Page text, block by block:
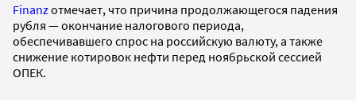
Finanzотмечает, что причина продолжающегося падения
рубля — окончание налогового периода,
обеспечивавшего спрос на российскую валюту, а также
снижение котировок нефти перед ноябрьской сессией
ОПЕК.